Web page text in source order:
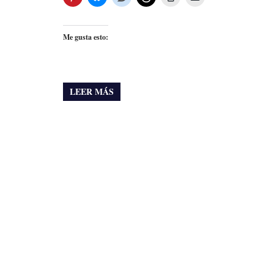
Me gusta esto:
LEER MÁS